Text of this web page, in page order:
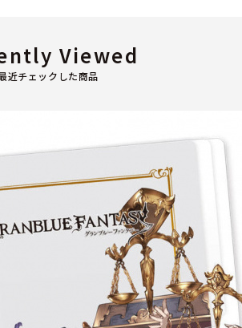
近チェックした商品
Viewed